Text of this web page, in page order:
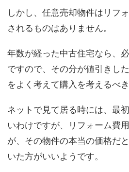
しかし、任意売却物件はリフ
されるものはありません。
年数が経った中古住宅なら、
ですので、その分が値引きし
をよく考えて購入を考えるべ
ネットで見て居る時には、最
いわけですが、リフォーム費
が、その物件の本当の価格だ
いた方がいいようです。